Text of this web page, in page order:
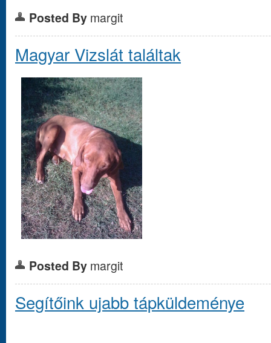
Posted By margit
Magyar Vizslát találtak
Posted By margit
Segítőink ujabb tápküldeménye